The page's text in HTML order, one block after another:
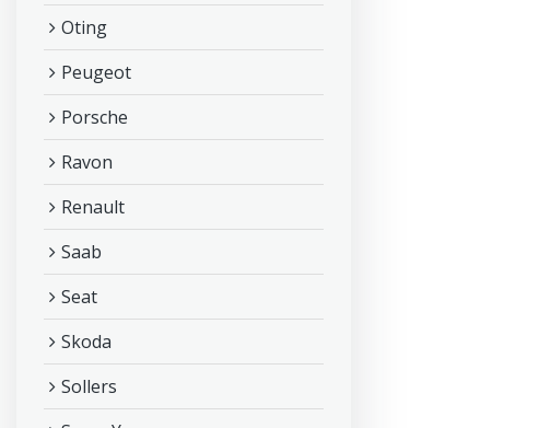
Oting
Peugeot
Porsche
Ravon
Renault
Saab
Seat
Skoda
Sollers